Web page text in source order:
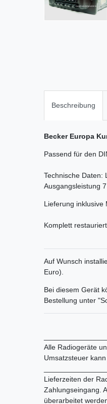
Beschreibung
Becker Europa
Passend für den
Technische Daten:
Ausgangsleistung 7
Lieferung inklusive
Komplett
Auf Wunsch
Euro).
Bei diesem Gerät
Bestellung unter
Alle Radiogeräte
Umsatzsteuer
Lieferzeiten der
Zahlungseingang.
überarbeitet